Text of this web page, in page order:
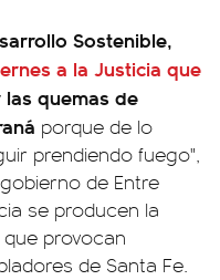
Sostenible,
a la Justicia que
las quemas de
porque de lo
prendiendo fuego",
de Entre
se producen la
provocan
de Santa Fe.